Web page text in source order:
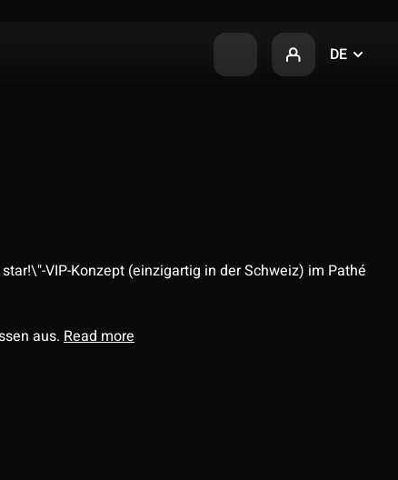
DE
VIP-Konzept (einzigartig in der Schweiz) im Pathé
aus. Read more